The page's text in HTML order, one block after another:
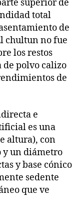
superior de
total
de
chultun no fue
los restos
de polvo calizo
de
e
es una
altura), con
y un diámetro
y base cónico
sedente
que ve